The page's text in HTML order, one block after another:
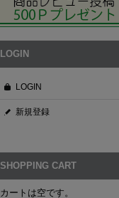
LOGIN
LOGIN
新規登録
SHOPPING CART
カートは空です。